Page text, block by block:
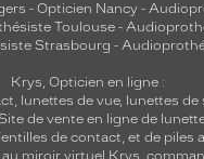
- Opticien Nancy -
Toulouse-
Strasbourg -
Krys, Opticien en ligne :
, lunettes de vue, lunettes de
de vente en ligne de
lentilles de contact, et de piles
miroir virtuel Krys,